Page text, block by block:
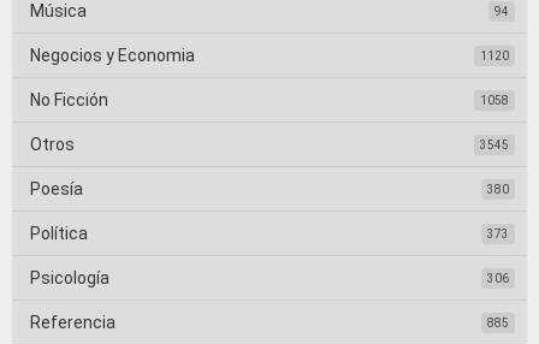
Música 94
Negocios y Economia 1120
No Ficción 1058
Otros 3545
Poesía 380
Política 373
Psicología 306
Referencia 885